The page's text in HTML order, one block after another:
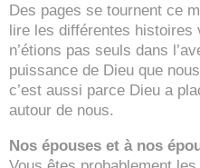
Des pages se tournent ce
lire les différentes histoires
n’étions pas seuls dans
puissance de Dieu que
c’est aussi parce Dieu a
autour de nous.
Nos épouses et à nos